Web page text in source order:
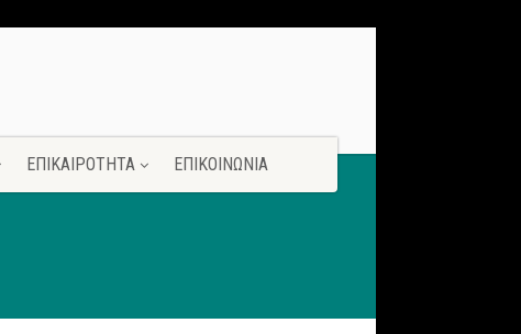
ΕΠΙΚΑΙΡΟΤΗΤΑ ΕΠΙΚΟΙΝΩΝΙΑ